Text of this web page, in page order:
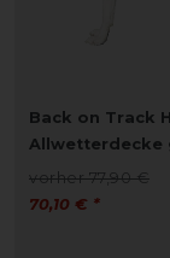
Back on Track
Allwetterdecke
vorher 77,90 €
70,10 € *